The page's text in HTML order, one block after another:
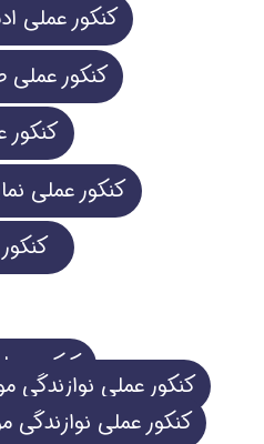
کنکور عملی
کنکور
کنکور
کنکور عملی
کنکور
کنکور عملی نوازندگی
کنکور عملی نوازندگی